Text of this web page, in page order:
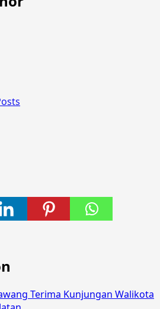
Terima Kunjungan Walikota